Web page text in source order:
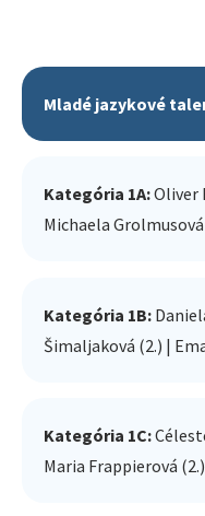
Mladé jazykové
Kategória 1A:Oliver
Michaela
Kategória 1B:
Šimaljaková (2.) |
Kategória 1C:
Maria Frappierová